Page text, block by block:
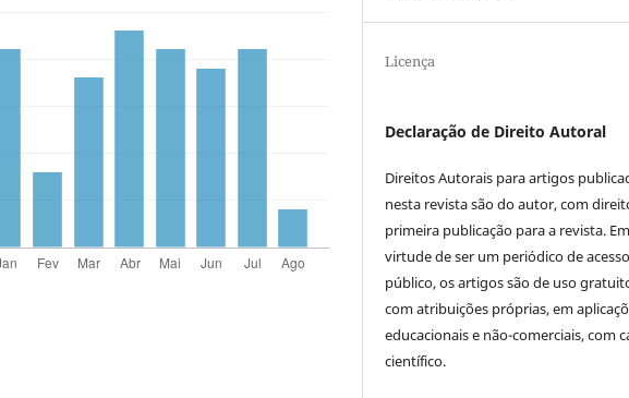
Licença
Declaração de Direito Autoral
Direitos Autorais para artigos
nesta revista são do autor, com
primeira publicação para a revista. Em
virtude de ser um periódico de acesso
público, os artigos são de uso
com atribuições próprias, em
educacionais e não-comerciais, com
científico.